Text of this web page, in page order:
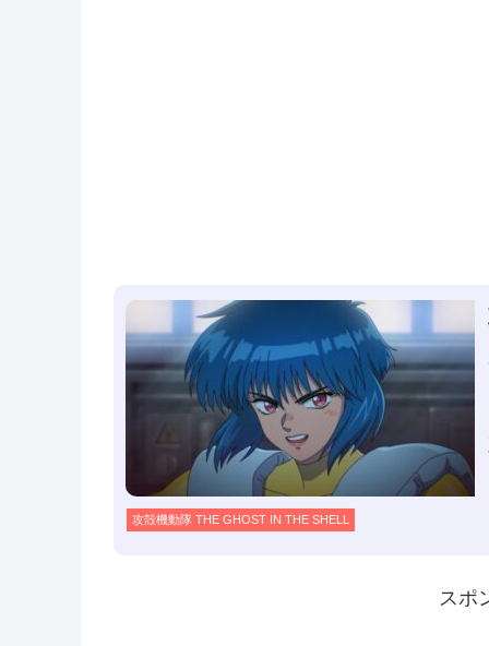
攻殻機動隊 THE GHOST IN THE SHELL
スポ